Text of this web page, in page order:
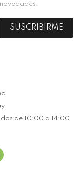
de 10:00 a 14:00
novedades!
SUSCRIBIRME